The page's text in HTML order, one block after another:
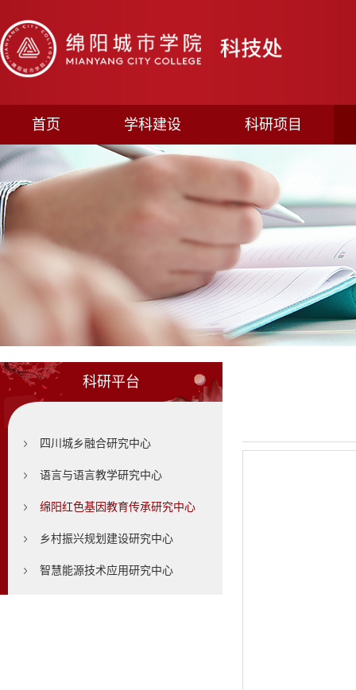
首页 学科建设 科研项目
科研平台
四川城乡融合研究中心
语言与语言教学研究中心
绵阳红色基因教育传承研究中心
乡村振兴规划建设研究中心
智慧能源技术应用研究中心